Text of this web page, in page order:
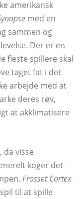
amerikansk
med en
sammen og
Der er en
fleste spillere skal
taget fat i det
arbejde med at
deres røv,
at akklimatisere
visse
koger det
Frosset Cortex
til at spille